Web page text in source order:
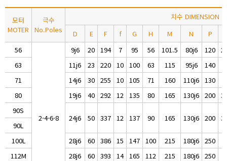
모터
MOTER
극수
No.Poles
치수 DIMENSION
D
E F f G H M N P
56
2-4-6-8
9j6 20 194 7 95 56 101.5 80j6 120
63
11j6 23 220 10 100 63 115 95j6 140
71
14j6 30 255 10 105 71 160 110j6 130
80
19j6 40 292 12 135 80 165 130j6 200
90S
24j6 50 337 12 137 90 165 130j6 200
90L
100L
28j6 60 386 15 147 100 215 180j6 250
112M
28j6 60 393 14 165 112 215 180j6 250